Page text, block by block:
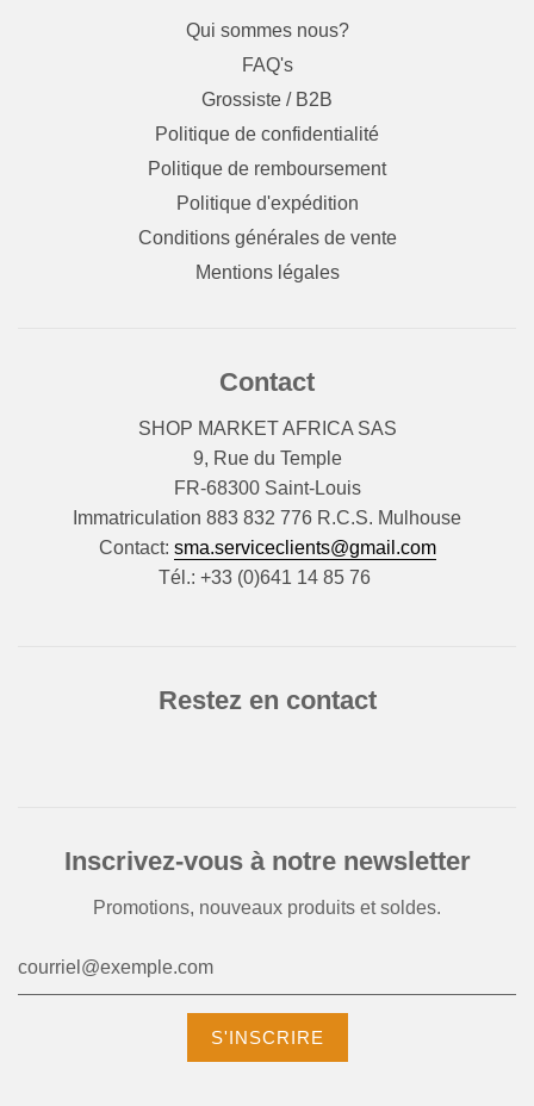
Qui sommes nous?
FAQ's
Grossiste / B2B
Politique de confidentialité
Politique de remboursement
Politique d'expédition
Conditions générales de vente
Mentions légales
Contact
SHOP MARKET AFRICA SAS
9, Rue du Temple
FR-68300 Saint-Louis
Immatriculation 883 832 776 R.C.S. Mulhouse
Contact: sma.serviceclients@gmail.com
Tél.: +33 (0)641 14 85 76
Restez en contact
Inscrivez-vous à notre newsletter
Promotions, nouveaux produits et soldes.